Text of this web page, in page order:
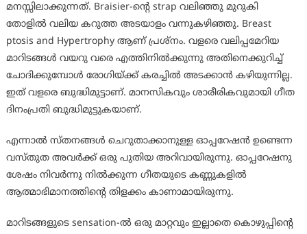
മനസ്സിലാക്കുന്നത്. Braisier-ന്റെ strap വലിഞ്ഞു മുറുകി
തോളിൽ വലിയ കറുത്ത അടയാളം വന്നുകഴിഞ്ഞു. Breast
ptosis and Hypertrophy ആണ് പ്രശ്നം. വളരെ വലിപ്പമേറിയ
മാറിടങ്ങൾ വയറു വരെ എത്തിനിൽക്കുന്നു അതിനെക്കുറിച്ച്
ചോദിക്കുമ്പോൾ രോഗിയ്ക്ക് കരച്ചിൽ അടക്കാൻ കഴിയുന്നില്ല.
ഇത് വളരെ ബുദ്ധിമുട്ടാണ്. മാനസികവും ശാരീരികവുമായി ഗീത
ദിനംപ്രതി ബുദ്ധിമുട്ടുകയാണ്.
എന്നാൽ സ്തനങ്ങൾ ചെറുതാക്കാനുള്ള ഓപ്പറേഷൻ ഉണ്ടെന്ന
വസ്തുത അവർക്ക് ഒരു പുതിയ അറിവായിരുന്നു. ഓപ്പറേഷനു
ശേഷം നിവർന്നു നിൽക്കുന്ന ഗീതയുടെ കണ്ണുകളിൽ
ആത്മാഭിമാനത്തിന്റെ തിളക്കം കാണാമായിരുന്നു.
മാറിടങ്ങളുടെ sensation-ൽ ഒരു മാറ്റവും ഇല്ലാതെ കൊഴുപ്പിന്റെ